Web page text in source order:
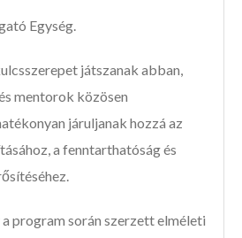
Egység.
játszanak abban,
mentorok közösen
járuljanak hozzá az
a fenntarthatóság és
program során szerzett elméleti